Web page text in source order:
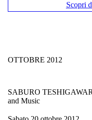
Scopri
OTTOBRE 2012
SABURO
and Music